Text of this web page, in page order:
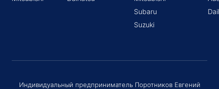
Subaru
Suzuki
Индивидуальный предприниматель Поротников Евгений